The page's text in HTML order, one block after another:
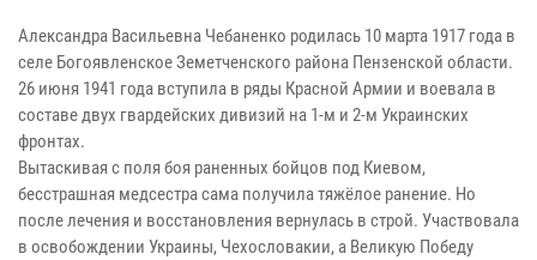
Александра Васильевна Чебаненко родилась 10 марта 1917 года в
селе Богоявленское Земетченского района Пензенской области.
26 июня 1941 года вступила в ряды Красной Армии и воевала в
составе двух гвардейских дивизий на 1-м и 2-м Украинских
фронтах.
Вытаскивая с поля боя раненных бойцов под Киевом,
бесстрашная медсестра сама получила тяжёлое ранение. Но
после лечения и восстановления вернулась в строй. Участвовала
в освобождении Украины, Чехословакии, а Великую Победу